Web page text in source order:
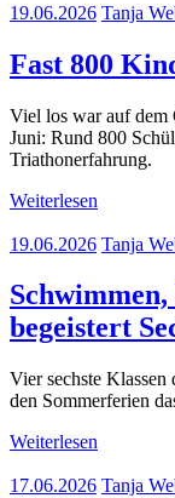
19.06.2026 Tanja
Fast 800
Viel los war auf dem
Juni: Rund 800
Triathonerfahrung.
Weiterlesen
19.06.2026 Tanja
begeistert
Vier sechste
den Sommerferien
Weiterlesen
17.06.2026 Tanja